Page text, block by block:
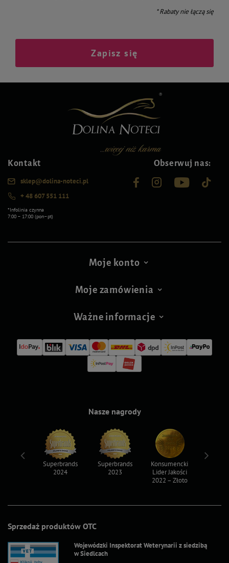
* Rabaty nie łączą się
Zapisz się
Kontakt
sklep@dolina-noteci.pl
+ 48 607 551 111
*Infolinia czynna
7:00 – 17:00 (pon–pt)
Obserwuj nas:
Moje konto
Moje zamówienia
Ważne informacje
Sprzedaż produktów OTC
Wojewódzki Inspektorat Weterynarii z siedzibą
w Siedlcach
Nasze nagrody
Superbrands
2024
Superbrands
2023
Konsumencki
Lider Jakości
2022 – Złoto